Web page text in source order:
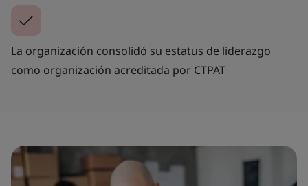
La organización consolidó su estatus de liderazgo
como organización acreditada por CTPAT